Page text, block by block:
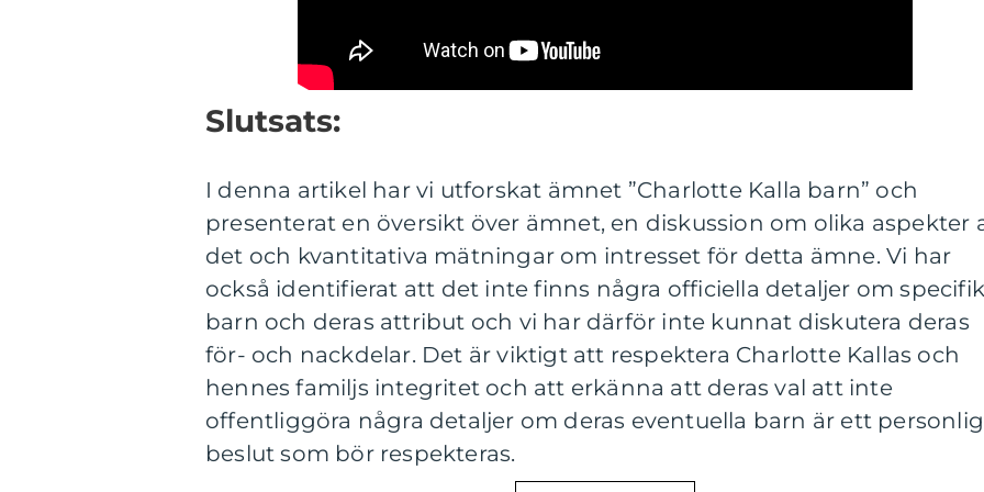
Slutsats:
I denna artikel har vi utforskat ämnet ”Charlotte Kalla barn” och
presenterat en översikt över ämnet, en diskussion om olika aspekter
det och kvantitativa mätningar om intresset för detta ämne. Vi har
också identifierat att det inte finns några officiella detaljer om
barn och deras attribut och vi har därför inte kunnat diskutera deras
för- och nackdelar. Det är viktigt att respektera Charlotte Kallas och
hennes familjs integritet och att erkänna att deras val att inte
offentliggöra några detaljer om deras eventuella barn är ett
beslut som bör respekteras.